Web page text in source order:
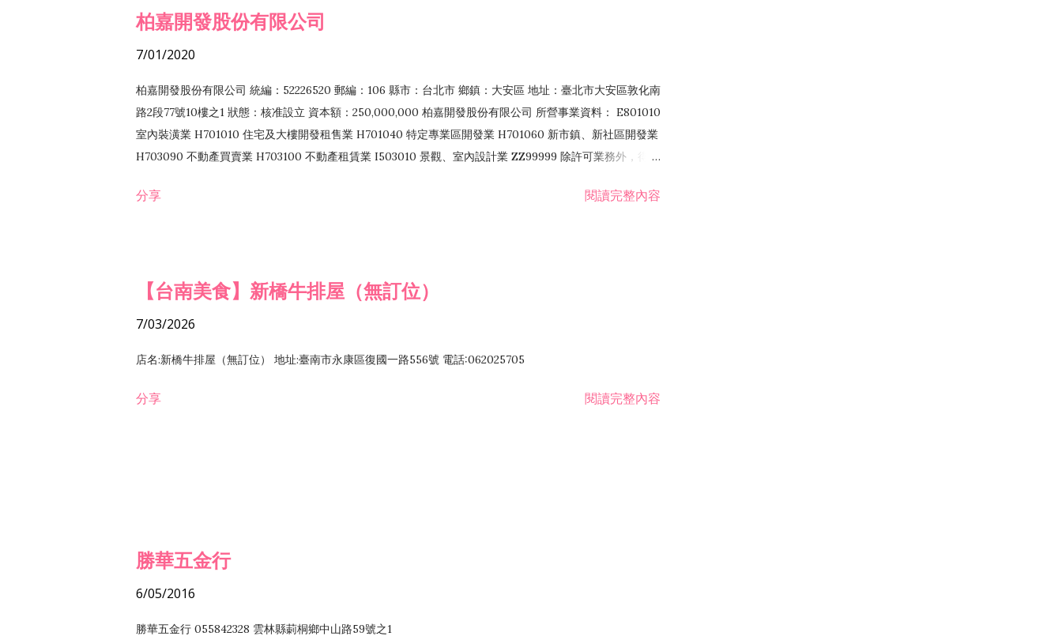
柏嘉開發股份有限公司
7/01/2020
柏嘉開發股份有限公司 統編：52226520 郵編：106 縣市：台北市 鄉鎮：大安區 地址：臺北市大安區敦化南
路2段77號10樓之1 狀態：核准設立 資本額：250,000,000 柏嘉開發股份有限公司 所營事業資料： E801010
室內裝潢業 H701010 住宅及大樓開發租售業 H701040 特定專業區開發業 H701060 新市鎮、新社區開發業
H703090 不動產買賣業 H703100 不動產租賃業 I503010 景觀、室內設計業 ZZ99999 除許可業務外，得經
分享 閱讀完整內容
【台南美食】新橋牛排屋（無訂位）
7/03/2026
店名:新橋牛排屋（無訂位） 地址:臺南市永康區復國一路556號 電話:062025705
分享 閱讀完整內容
勝華五金行
6/05/2016
勝華五金行 055842328 雲林縣莿桐鄉中山路59號之1